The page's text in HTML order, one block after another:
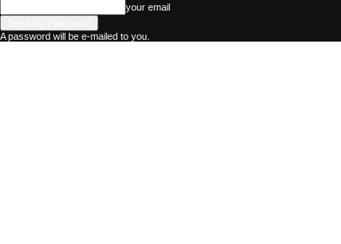
your email
A password will be e-mailed to you.